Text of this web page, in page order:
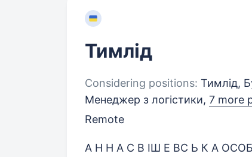
Тимлід
Considering positions: Тимлід,
Менеджер з логістики, 7 more
Remote
А Н Н А С В ІШ Е ВС Ь К А